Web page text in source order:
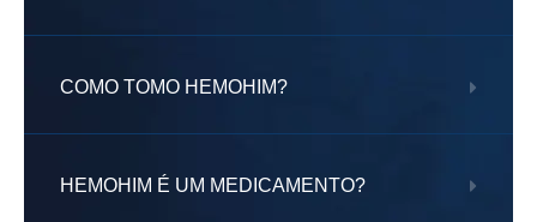
COMO TOMO HEMOHIM?
HEMOHIM É UM MEDICAMENTO?